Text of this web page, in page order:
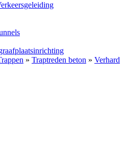
» Traptreden beton » Verhard